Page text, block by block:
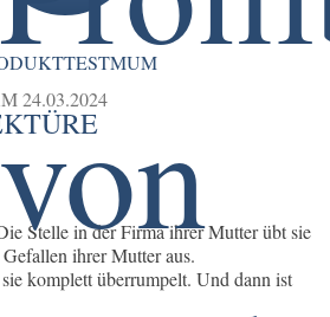
24.03.2024
Stelle in der Firma ihrer Mutter übt sie
ihrer Mutter aus.
komplett überrumpelt. Und dann ist